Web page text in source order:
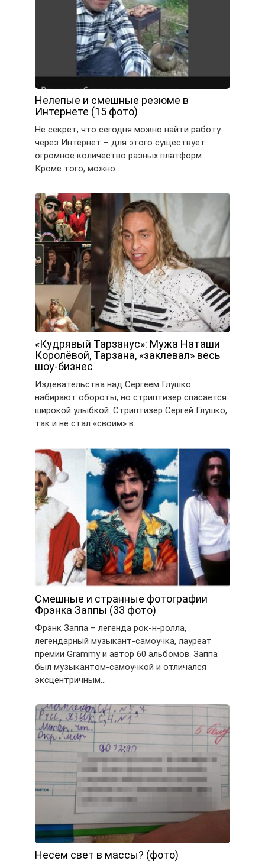
Нелепые и смешные резюме в
Интернете (15 фото)
Не секрет, что сегодня можно найти работу
через Интернет – для этого существует
огромное количество разных платформ.
Кроме того, можно…
«Кудрявый Тарзанус»: Мужа Наташи
Королёвой, Тарзана, «заклевал» весь
шоу-бизнес
Издевательства над Сергеем Глушко
набирают обороты, но стриптизёр спасается
широкой улыбкой. Стриптизёр Сергей Глушко,
так и не стал «своим» в…
Смешные и странные фотографии
Фрэнка Заппы (33 фото)
Фрэнк Заппа – легенда рок-н-ролла,
легендарный музыкант-самоучка, лауреат
премии Grammy и автор 60 альбомов. Заппа
был музыкантом-самоучкой и отличался
эксцентричным…
Несем свет в массы? (фото)